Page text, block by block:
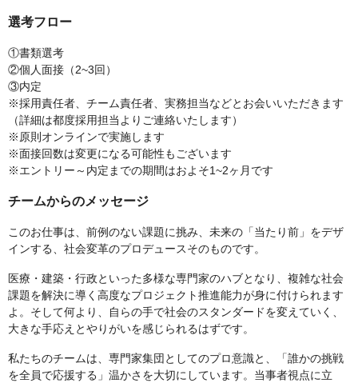
選考フロー
①書類選考
②個人面接（2~3回）
③内定
※採用責任者、チーム責任者、実務担当などとお会いいただきます
（詳細は都度採用担当よりご連絡いたします）
※原則オンラインで実施します
※面接回数は変更になる可能性もございます
※エントリー～内定までの期間はおよそ1~2ヶ月です
チームからのメッセージ
このお仕事は、前例のない課題に挑み、未来の「当たり前」をデザ
インする、社会変革のプロデュースそのものです。
医療・建築・行政といった多様な専門家のハブとなり、複雑な社会
課題を解決に導く高度なプロジェクト推進能力が身に付けられます
よ。そして何より、自らの手で社会のスタンダードを変えていく、
大きな手応えとやりがいを感じられるはずです。
私たちのチームは、専門家集団としてのプロ意識と、「誰かの挑戦
を全員で応援する」温かさを大切にしています。当事者視点に立